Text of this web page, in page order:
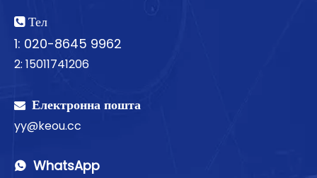
Тел
1: 020-8645 9962
2: 15011741206
 Електронна пошта
yy@keou.cc
 WhatsApp